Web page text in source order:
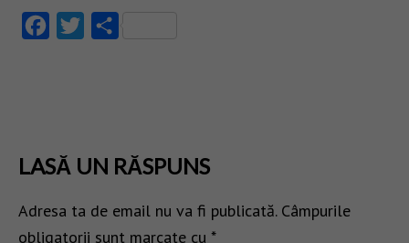
FacebookTwitter
LASĂ UN RĂSPUNS
Adresa ta de email nu va fi publicată. Câmpurile
obligatorii sunt marcate cu *